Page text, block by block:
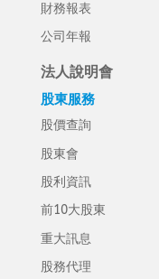
財務報表
公司年報
法人說明會
股東服務
股價查詢
股東會
股利資訊
前10大股東
重大訊息
股務代理